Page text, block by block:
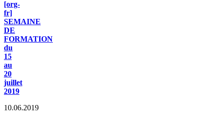
[org-
fr]
SEMAINE
DE
FORMATION
du
15
au
20
juillet
2019
10.06.2019